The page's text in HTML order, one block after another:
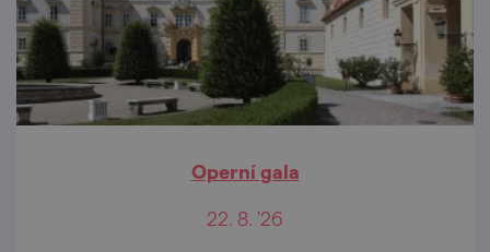
Operní gala
22. 8. '26